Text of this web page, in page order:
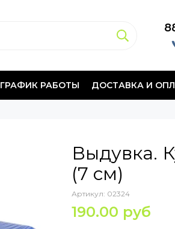
ГРАФИК РАБОТЫ ДОСТАВКА И
Выдувка.
(7 см)
Артикул: 02324
190.00 руб